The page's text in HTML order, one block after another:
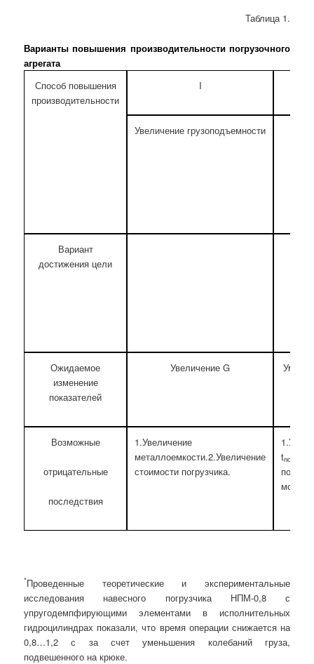
Таблица 1.
Варианты повышения производительности погрузочного
агрегата
Способ повышения
производительности
I
Увеличение грузоподъемности
Вариант
достижения цели
Ожидаемое
изменение
показателей
Увеличение G
Возможные
отрицательные
последствия
1.Увеличение
металлоемкости.2.Увеличение
стоимости погрузчика.
tпоз.
*Проведенные теоретические и экспериментальные
исследования навесного погрузчика НПМ-0,8 с
упругодемпфирующими элементами в исполнительных
гидроцилиндрах показали, что время операции снижается на
0,8…1,2 с за счет уменьшения колебаний груза,
подвешенного на крюке.